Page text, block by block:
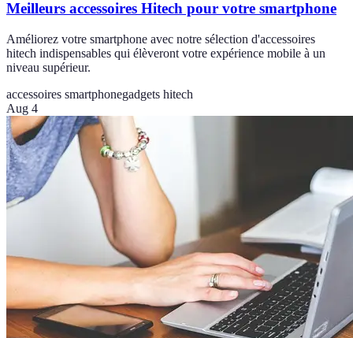
Meilleurs accessoires Hitech pour votre smartphone
Améliorez votre smartphone avec notre sélection d'accessoires
hitech indispensables qui élèveront votre expérience mobile à un
niveau supérieur.
accessoires smartphonegadgets hitech
Aug 4